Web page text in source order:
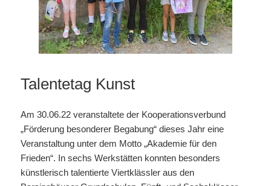
Talentetag Kunst
Am 30.06.22 veranstaltete der Kooperationsverbund
„Förderung besonderer Begabung“ dieses Jahr eine
Veranstaltung unter dem Motto „Akademie für den
Frieden“. In sechs Werkstätten konnten besonders
künstlerisch talentierte Viertklässler aus den